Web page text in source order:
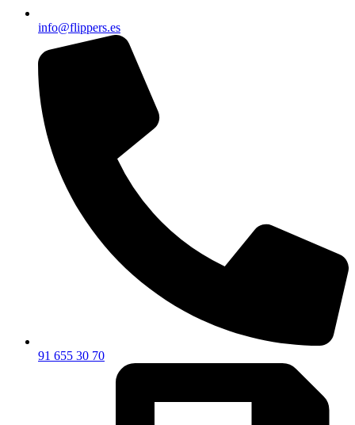
info@flippers.es
91 655 30 70